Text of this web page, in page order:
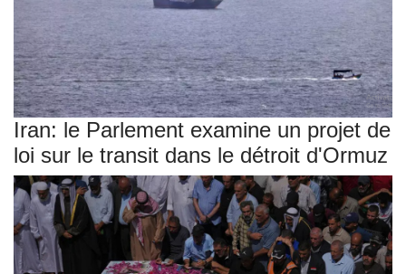
Iran: le Parlement examine un projet de
loi sur le transit dans le détroit d'Ormuz